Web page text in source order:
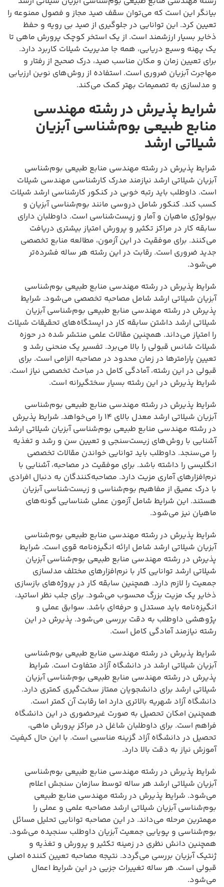
بیانگر این است که می‌توان سقف صید مجاز و فصول ممنوعه را
تعیین کرد. این توانایی در جلوگیری از صید بی رویه و حفظ
ذخایر بسیار ارزشمند است. از یک استخر کوچک پرورش ماهی تا
یک پهنه وسیع دریایی، همه جا مدیریت شیلات کاربرد دارد.
برای تعیین زمان و مکان مناسب صید، درک صحیح از رفتار و
مهاجرت آبزیان ضروری است. استفاده از روش‌های نوین ارزیابی
و مدلسازی به تصمیمات بهتر کمک می‌کند.
شرایط پذیرش در رشته مهندسی
منابع طبیعی بوم‌شناسی آبزیان
شیلاتی ارشد
شرایط پذیرش در رشته مهندسی منابع طبیعی بوم‌شناسی
آبزیان شیلاتی ارشد نیازمند مدرک کارشناسی مهندسی شیلات
است. داوطلب باید رتبه خوبی در کنکور کارشناسی ارشد شیلات
کسب کند. کنکور شامل دروسی مانند بوم‌شناسی آبزیان و
بیولوژی ماهیان و آمار و زیست‌شناسی است. داوطلبان دارای
سابقه کار در مراکز تکثیر و پرورش امتیاز بیشتری دریافت
می‌کنند. برای موفقیت در این آزمون، مطالعه منابع تخصصی
جدید ضروری است. رقابت در این رشته هر ساله فشرده‌تر
می‌شود.
شرایط پذیرش در رشته مهندسی منابع طبیعی بوم‌شناسی
آبزیان شیلاتی ارشد شامل مصاحبه تخصصی می‌شود. شرایط
پذیرش در رشته مهندسی منابع طبیعی بوم‌شناسی آبزیان
شیلاتی ارشد داشتن سابقه کار در ایستگاه‌های تحقیقات شیلات
را امتیاز می‌داند. همچنین مقالات علمی منتشر شده در حوزه
شیلات شانس قبولی را بالا می‌برد. تفسیر یک منحنی رشد و
تعیین پارامترها در زمان محدود در مصاحبه الزامی است. برای
قبولی در این رشته، آمادگی کامل در مباحث تخصصی نیاز است.
شرایط پذیرش در این رشته بسیار سختگیرانه است.
شرایط پذیرش در رشته مهندسی منابع طبیعی بوم‌شناسی
آبزیان شیلاتی ارشد معدل بالای ۱۴ را می‌خواهد. شرایط پذیرش
در رشته مهندسی منابع طبیعی بوم‌شناسی آبزیان شیلاتی ارشد
آشنایی با روش‌های زیست‌سنجی و تعیین سن و رشد و تغذیه
را می‌سنجد. داوطلب باید توانایی خواندن مقالات تخصصی
انگلیسی را داشته باشد. برای موفقیت در مصاحبه، آشنایی با
نرم‌افزارهای آماری مزیت دارد. مصاحبه‌کنندگان به دنبال افرادی
با درک عمیق از مفاهیم بوم‌شناسی و زیست‌شناسی آبزیان
هستند. این شرایط شامل آزمون عملی شناسایی گونه‌های
ماهیان نیز می‌شود.
شرایط پذیرش در رشته مهندسی منابع طبیعی بوم‌شناسی
آبزیان شیلاتی ارشد شامل ارائه انگیزه‌نامه قوی است. شرایط
پذیرش در رشته مهندسی منابع طبیعی بوم‌شناسی آبزیان
شیلاتی ارشد توانایی کار با نرم‌افزارهای مختلف مدلسازی
جمعیت را لازم دارد. همچنین سابقه کار در پروژه‌های بازسازی
ذخایر یک مزیت بزرگ محسوب می‌شود. برای جلب نظر اساتید،
انگیزه‌نامه باید مستدل و حرفه‌ای باشد. سوابق عملی و
پژوهشی داوطلب به دقت بررسی می‌شود. پذیرش در این
رشته نیازمند آمادگی کامل است.
شرایط پذیرش در رشته مهندسی منابع طبیعی بوم‌شناسی
آبزیان شیلاتی ارشد در دانشگاه آزاد متفاوت است. شرایط
پذیرش در رشته مهندسی منابع طبیعی بوم‌شناسی آبزیان
شیلاتی ارشد برای دانشجویان ممتاز سخت‌گیری کمتری دارد.
دانشگاه آزاد شهریه بالاتری دارد اما رقابت آن کمتر است.
همچنین امکان تحصیل به صورت غیرحضوری در این دانشگاه
فراهم است. برای داوطلبان شاغل در مراکز پرورش ماهی،
تحصیل در دانشگاه آزاد گزینه مناسبی است. با این حال کیفیت
آموزش نیاز به دقت بالا دارد.
شرایط پذیرش در رشته مهندسی منابع طبیعی بوم‌شناسی
آبزیان شیلاتی ارشد هر ساله توسط سازمان سنجش اعلام
می‌شود. شرایط پذیرش در رشته مهندسی منابع طبیعی
بوم‌شناسی آبزیان شیلاتی ارشد مصاحبه علمی و عملی را
مهمترین مرحله می‌داند. در این مصاحبه توانایی تحلیل مسائل
بوم‌شناسی و پویایی جمعیت آبزیان داوطلب سنجیده می‌شود.
همچنین دانش نظری در زمینه تکثیر و پرورش و تغذیه و
ژنتیک آبزیان بررسی می‌گردد. نتیجه مصاحبه تعیین کننده اصلی
قبولی است. هر ساله تغییرات جزیی در این شرایط اعمال
می‌شود.